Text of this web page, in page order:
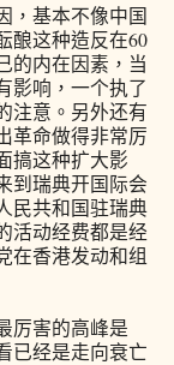
基本不像中国
酿这种造反在60
的内在因素，当
影响，一个执了
注意。另外还有
革命做得非常厉
搞这种扩大影
到瑞典开国际会
民共和国驻瑞典
活动经费都是经
在香港发动和组
害的高峰是
已经是走向衰亡